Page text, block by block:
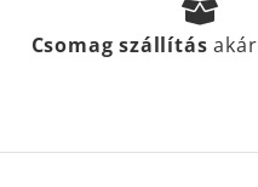
Csomag szállításakár